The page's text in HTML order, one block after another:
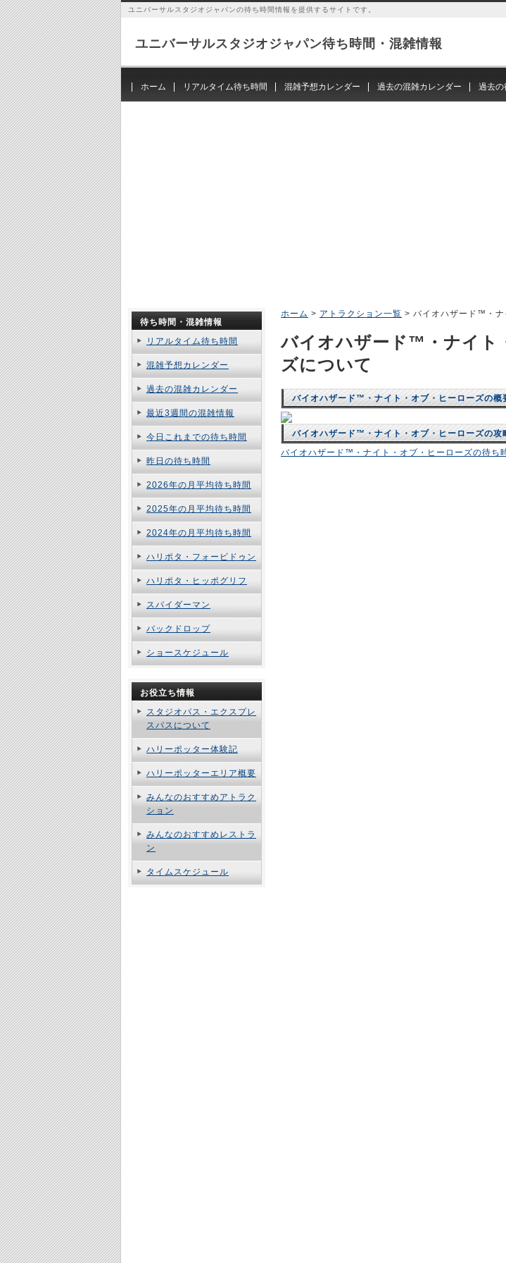
ユニバーサルスタジオジャパンの待ち時間情報を提供するサイトです。
ユニバーサルスタジオジャパン待ち時間・混雑情報
ホーム リアルタイム待ち時間 混雑予想カレンダー 過去の混雑カレンダー 過去の
ホーム > アトラクション一覧 > バイオハザード™・ナ
バイオハザード™・ナイト
ズについて
バイオハザード™・ナイト・オブ・ヒーローズの概
バイオハザード™・ナイト・オブ・ヒーローズの攻
バイオハザード™・ナイト・オブ・ヒーローズの待ち
待ち時間・混雑情報
リアルタイム待ち時間
混雑予想カレンダー
過去の混雑カレンダー
最近3週間の混雑情報
今日これまでの待ち時間
昨日の待ち時間
2026年の月平均待ち時間
2025年の月平均待ち時間
2024年の月平均待ち時間
ハリポタ・フォービドゥン
ハリポタ・ヒッポグリフ
スパイダーマン
バックドロップ
ショースケジュール
お役立ち情報
スタジオパス・エクスプレ
スパスについて
ハリーポッター体験記
ハリーポッターエリア概要
みんなのおすすめアトラク
ション
みんなのおすすめレストラ
ン
タイムスケジュール